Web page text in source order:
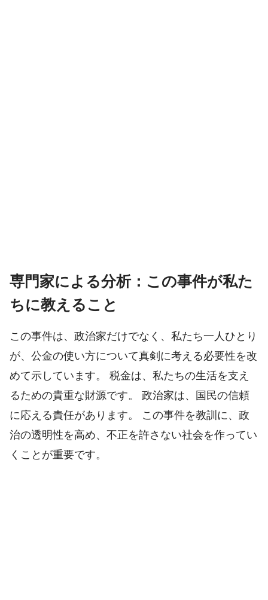
専門家による分析：この事件が私た
ちに教えること
この事件は、政治家だけでなく、私たち一人ひとり
が、公金の使い方について真剣に考える必要性を改
めて示しています。 税金は、私たちの生活を支え
るための貴重な財源です。 政治家は、国民の信頼
に応える責任があります。 この事件を教訓に、政
治の透明性を高め、不正を許さない社会を作ってい
くことが重要です。